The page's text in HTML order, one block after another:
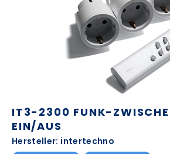
IT3-2300 FUNK-
EIN/AUS
Hersteller: intertechno